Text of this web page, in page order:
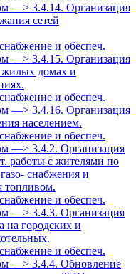
—> 3.4.14. Организация
сетей
и обеспеч.
—> 3.4.15. Организация
жилых домах и
и обеспеч.
—> 3.4.16. Организация
населением.
и обеспеч.
—> 3.4.2. Организация
работы с жителями по
снабжения и
топливом.
и обеспеч.
—> 3.4.3. Организация
на городских и
и обеспеч.
—> 3.4.4. Обновление